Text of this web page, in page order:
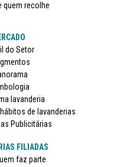
quem recolhe
do Setor
lavanderia
de lavanderias
Publicitárias
FILIADAS
faz parte